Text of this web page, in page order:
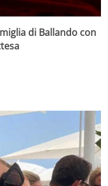
di Ballando con